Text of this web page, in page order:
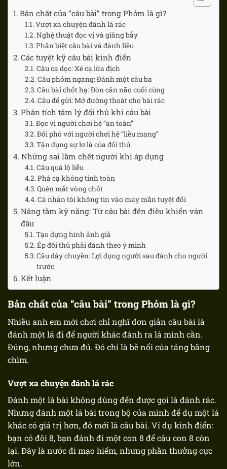
Bản chất của “câu bài” trong Phỏm là gì?
Vượt xa chuyện đánh lá rác
Nghệ thuật đọc vị và giăng bẫy
Phân biệt câu bài và đánh liều
Các tuyệt kỹ câu bài kinh điển
Câu cạ dọc: Xé cạ lừa địch
Câu phỏm ngang: Đánh một câu ba
Câu bài chốt hạ: Đòn cân não cuối cùng
Câu để gửi: Mở đường thoát cho bài rác
Phân tích tâm lý đối thủ khi câu bài
Đọc vị người chơi hệ “an toàn”
Đối phó với người chơi hệ “liều mạng”
Tận dụng sự lơ là của đối thủ
Những sai lầm chết người khi áp dụng
Câu quá lộ liễu
Phá cạ không tính toán
Quên mất vòng chốt
Cá nhân tôi không tin vào may mắn tuyệt đối
Nâng tầm kỹ năng: Từ câu bài đến điều khiển ván
đấu
Tạo dựng hình ảnh giả
Ép đối thủ phải đánh theo ý mình
Câu dây chuyền: Lợi dụng người sau đánh cho người
trước
Kết luận
Bản chất của “câu bài” trong Phỏm là gì?
Nhiều anh em mới chơi chỉ nghĩ đơn giản câu bài là
đánh một lá đi để người khác đánh ra lá mình cần.
Đúng, nhưng chưa đủ. Đó chỉ là bề nổi của tảng băng
chìm.
Vượt xa chuyện đánh lá rác
Đánh một lá bài không dùng đến được gọi là đánh rác.
Nhưng đánh một lá bài trong bộ của mình để dụ một lá
khác có giá trị hơn, đó mới là câu bài. Ví dụ kinh điển:
bạn có đôi 8, bạn đánh đi một con 8 để câu con 8 còn
lại. Đây là nước đi mạo hiểm, nhưng phần thưởng cực
lớn.